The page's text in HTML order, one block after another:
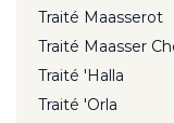
Traité Maasserot
Traité Maasser
Traité 'Halla
Traité 'Orla